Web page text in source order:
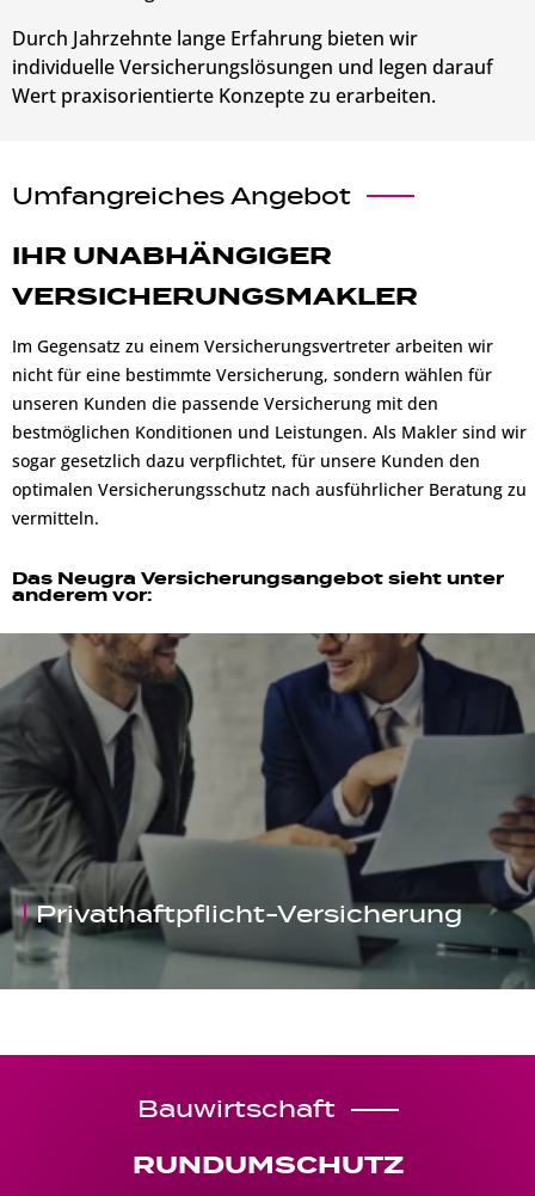
Durch Jahrzehnte lange Erfahrung bieten wir
individuelle Versicherungslösungen und legen darauf
Wert praxisorientierte Konzepte zu erarbeiten.
Umfangreiches Angebot
IHR UNABHÄNGIGER
VERSICHERUNGSMAKLER
Im Gegensatz zu einem Versicherungsvertreter arbeiten wir
nicht für eine bestimmte Versicherung, sondern wählen für
unseren Kunden die passende Versicherung mit den
bestmöglichen Konditionen und Leistungen. Als Makler sind wir
sogar gesetzlich dazu verpflichtet, für unsere Kunden den
optimalen Versicherungsschutz nach ausführlicher Beratung zu
vermitteln.
Das Neugra Versicherungsangebot sieht unter
anderem vor:
Personen-Versicherung
Bauwirtschaft
RUNDUMSCHUTZ